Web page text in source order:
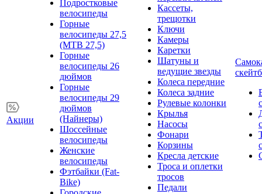
Акции
Подростковые
велосипеды
Горные
велосипеды 27,5
(MTB 27,5)
Горные
велосипеды 26
дюймов
Горные
велосипеды 29
дюймов
(Найнеры)
Шоссейные
велосипеды
Женские
велосипеды
Фэтбайки (Fat-
Bike)
Кассеты,
трещотки
Ключи
Камеры
Каретки
Шатуны и
ведущие звезды
Колеса передние
Колеса задние
Рулевые колонки
Крылья
Насосы
Фонари
Корзины
Кресла детские
Троса и оплетки
тросов
Педали